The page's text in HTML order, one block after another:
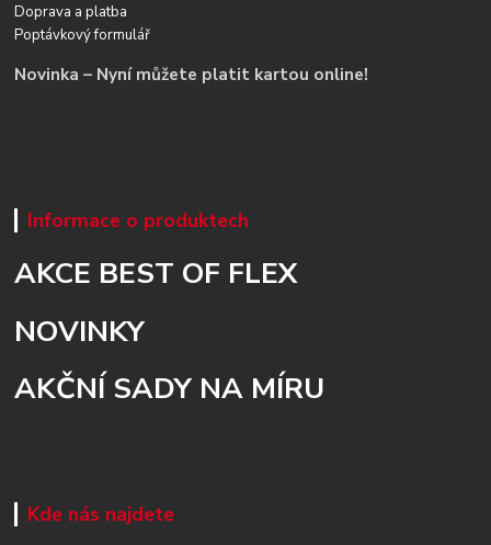
Doprava a platba
Poptávkový formulář
Novinka – Nyní můžete platit kartou online!
Informace o produktech
AKCE BEST OF FLEX
NOVINKY
AKČNÍ SADY NA MÍRU
Kde nás najdete